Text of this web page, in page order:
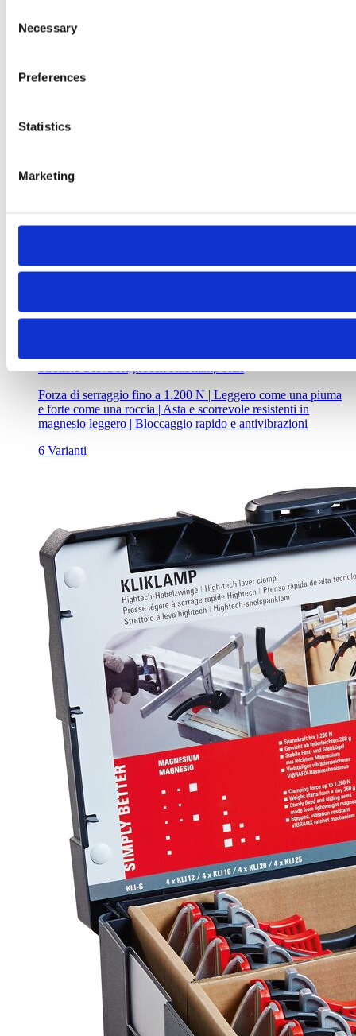
Selection
Necessary
Preferences
Statistics
Marketing
Forza di serraggio fino a 1.200 N | Leggero come una piuma
e forte come una roccia | Asta e scorrevole resistenti in
magnesio leggero | Bloccaggio rapido e antivibrazioni
6 Varianti